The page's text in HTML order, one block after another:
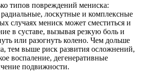
типов повреждений мениска:
лоскутные и комплексные
случаях мениск может сместиться и
в суставе, вызывая резкую боль и
или разогнуть колено. Чем дольше
тем выше риск развития осложнений,
воспаление, дегенеративные
подвижности.